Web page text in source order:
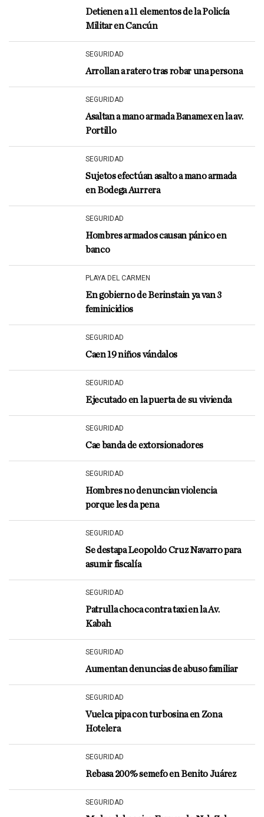
Detienen a 11 elementos de la Policía
Militar en Cancún
SEGURIDAD
Arrollan a ratero tras robar una persona
SEGURIDAD
Asaltan a mano armada Banamex en la av.
Portillo
SEGURIDAD
Sujetos efectúan asalto a mano armada
en Bodega Aurrera
SEGURIDAD
Hombres armados causan pánico en
banco
PLAYA DEL CARMEN
En gobierno de Berinstain ya van 3
feminicidios
SEGURIDAD
Caen 19 niños vándalos
SEGURIDAD
Ejecutado en la puerta de su vivienda
SEGURIDAD
Cae banda de extorsionadores
SEGURIDAD
Hombres no denuncian violencia
porque les da pena
SEGURIDAD
Se destapa Leopoldo Cruz Navarro para
asumir fiscalía
SEGURIDAD
Patrulla choca contra taxi en la Av.
Kabah
SEGURIDAD
Aumentan denuncias de abuso familiar
SEGURIDAD
Vuelca pipa con turbosina en Zona
Hotelera
SEGURIDAD
Rebasa 200% semefo en Benito Juárez
SEGURIDAD